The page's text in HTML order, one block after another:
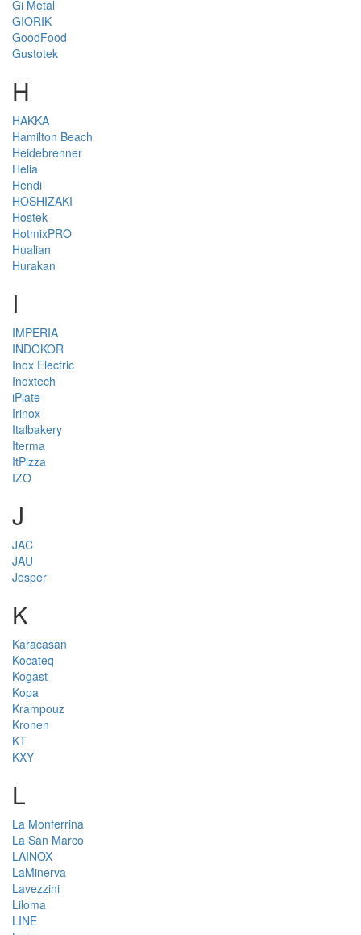
Gi Metal
GIORIK
GoodFood
Gustotek
H
HAKKA
Hamilton Beach
Heidebrenner
Helia
Hendi
HOSHIZAKI
Hostek
HotmixPRO
Hualian
Hurakan
I
IMPERIA
INDOKOR
Inox Electric
Inoxtech
iPlate
Irinox
Italbakery
Iterma
ItPizza
IZO
J
JAC
JAU
Josper
K
Karacasan
Kocateq
Kogast
Kopa
Krampouz
Kronen
KT
KXY
L
La Monferrina
La San Marco
LAINOX
LaMinerva
Lavezzini
Liloma
LINE